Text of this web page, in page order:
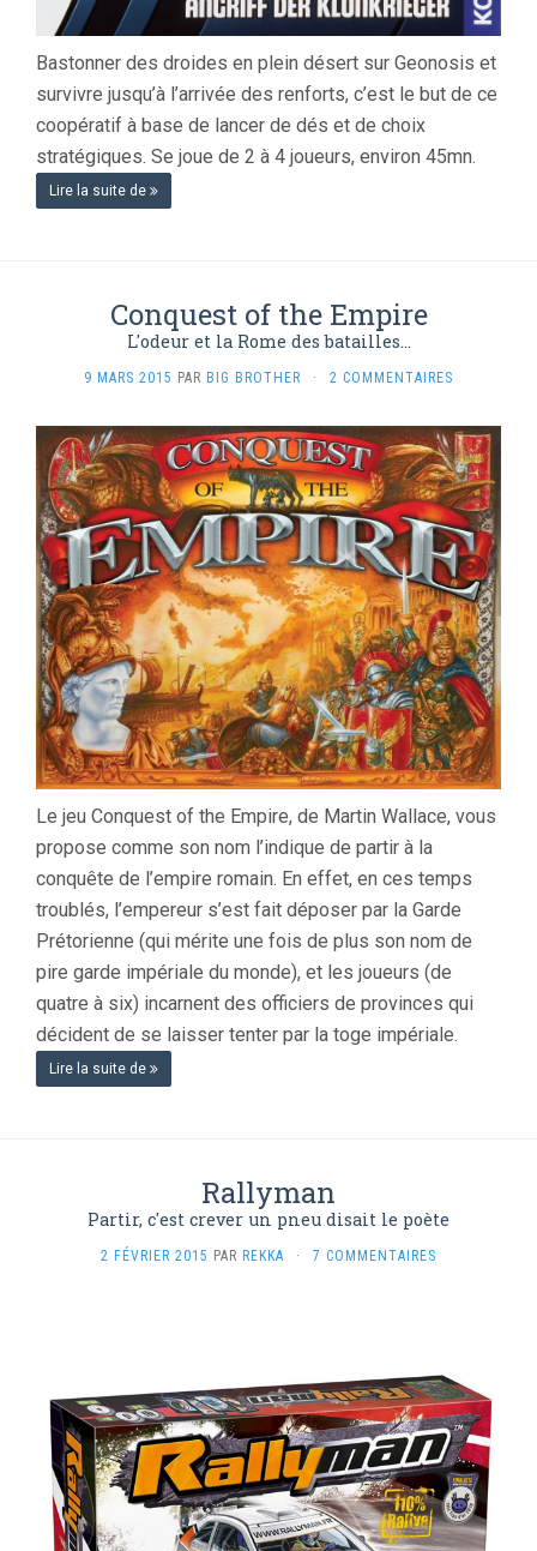
Bastonner des droides en plein désert sur Geonosis et
survivre jusqu’à l’arrivée des renforts, c’est le but de ce
coopératif à base de lancer de dés et de choix
stratégiques. Se joue de 2 à 4 joueurs, environ 45mn.
Lire la suite de
Conquest of the Empire
L'odeur et la Rome des batailles...
9 MARS 2015 PAR BIG BROTHER · 2 COMMENTAIRES
Le jeu Conquest of the Empire, de Martin Wallace, vous
propose comme son nom l’indique de partir à la
conquête de l’empire romain. En effet, en ces temps
troublés, l’empereur s’est fait déposer par la Garde
Prétorienne (qui mérite une fois de plus son nom de
pire garde impériale du monde), et les joueurs (de
quatre à six) incarnent des officiers de provinces qui
décident de se laisser tenter par la toge impériale.
Lire la suite de
Rallyman
Partir, c'est crever un pneu disait le poète
2 FÉVRIER 2015 PAR REKKA · 7 COMMENTAIRES